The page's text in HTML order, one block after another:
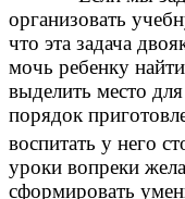
организовать
что эта задача
мочь ребенку
выделить место
порядок
воспитать у него
уроки вопреки
сформировать